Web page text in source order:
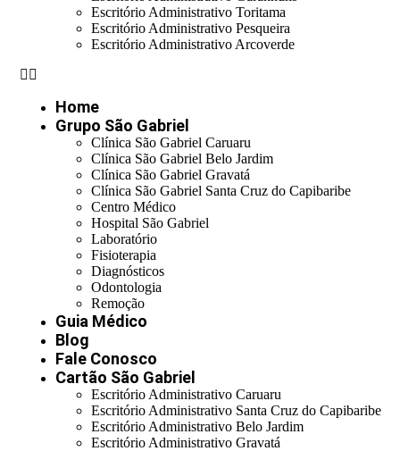
Escritório Administrativo Toritama
Escritório Administrativo Pesqueira
Escritório Administrativo Arcoverde
Home
Grupo São Gabriel
Clínica São Gabriel Caruaru
Clínica São Gabriel Belo Jardim
Clínica São Gabriel Gravatá
Clínica São Gabriel Santa Cruz do Capibaribe
Centro Médico
Hospital São Gabriel
Laboratório
Fisioterapia
Diagnósticos
Odontologia
Remoção
Guia Médico
Blog
Fale Conosco
Cartão São Gabriel
Escritório Administrativo Caruaru
Escritório Administrativo Santa Cruz do Capibaribe
Escritório Administrativo Belo Jardim
Escritório Administrativo Gravatá